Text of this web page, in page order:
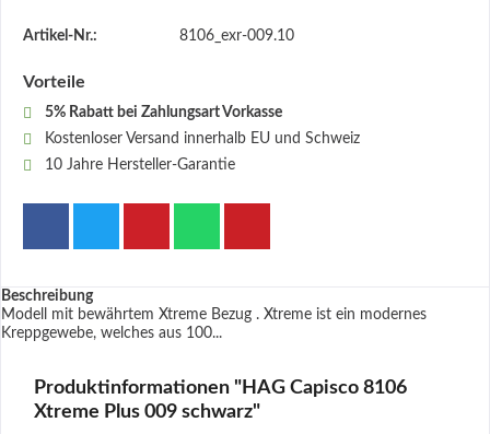
Artikel-Nr.: 8106_exr-009.10
Vorteile
5% Rabatt bei Zahlungsart Vorkasse
Kostenloser Versand innerhalb EU und Schweiz
10 Jahre Hersteller-Garantie
Beschreibung
Modell mit bewährtem Xtreme Bezug . Xtreme ist ein modernes
Kreppgewebe, welches aus 100...
Produktinformationen "HAG Capisco 8106
Xtreme Plus 009 schwarz"